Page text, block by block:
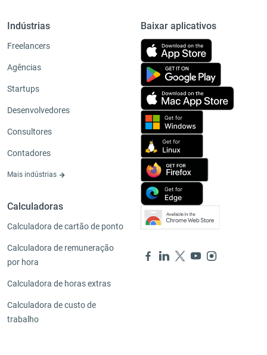
Indústrias
Freelancers
Agências
Startups
Desenvolvedores
Consultores
Contadores
Mais indústrias
Calculadoras
Calculadora de cartão de ponto
Calculadora de remuneração
por hora
Calculadora de horas extras
Calculadora de custo de
trabalho
Baixar aplicativos